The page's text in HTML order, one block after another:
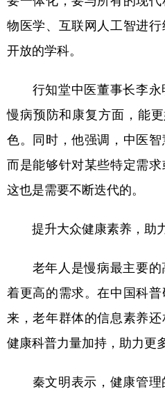
物医学、互联网人工智进
开放的学科。
行知堂中医董事长李永
慢病预防和康复方面，能
色。同时，他强调，中医智
而是能够针对某些特定需求
这也是需要不断迭代的。
提升大众健康素养，助
老年人是慢病最主要的
着更高的需求。在中国科
来，老年群体的信息素养
健康科普力量加持，助力更
秦文明表示，健康管理